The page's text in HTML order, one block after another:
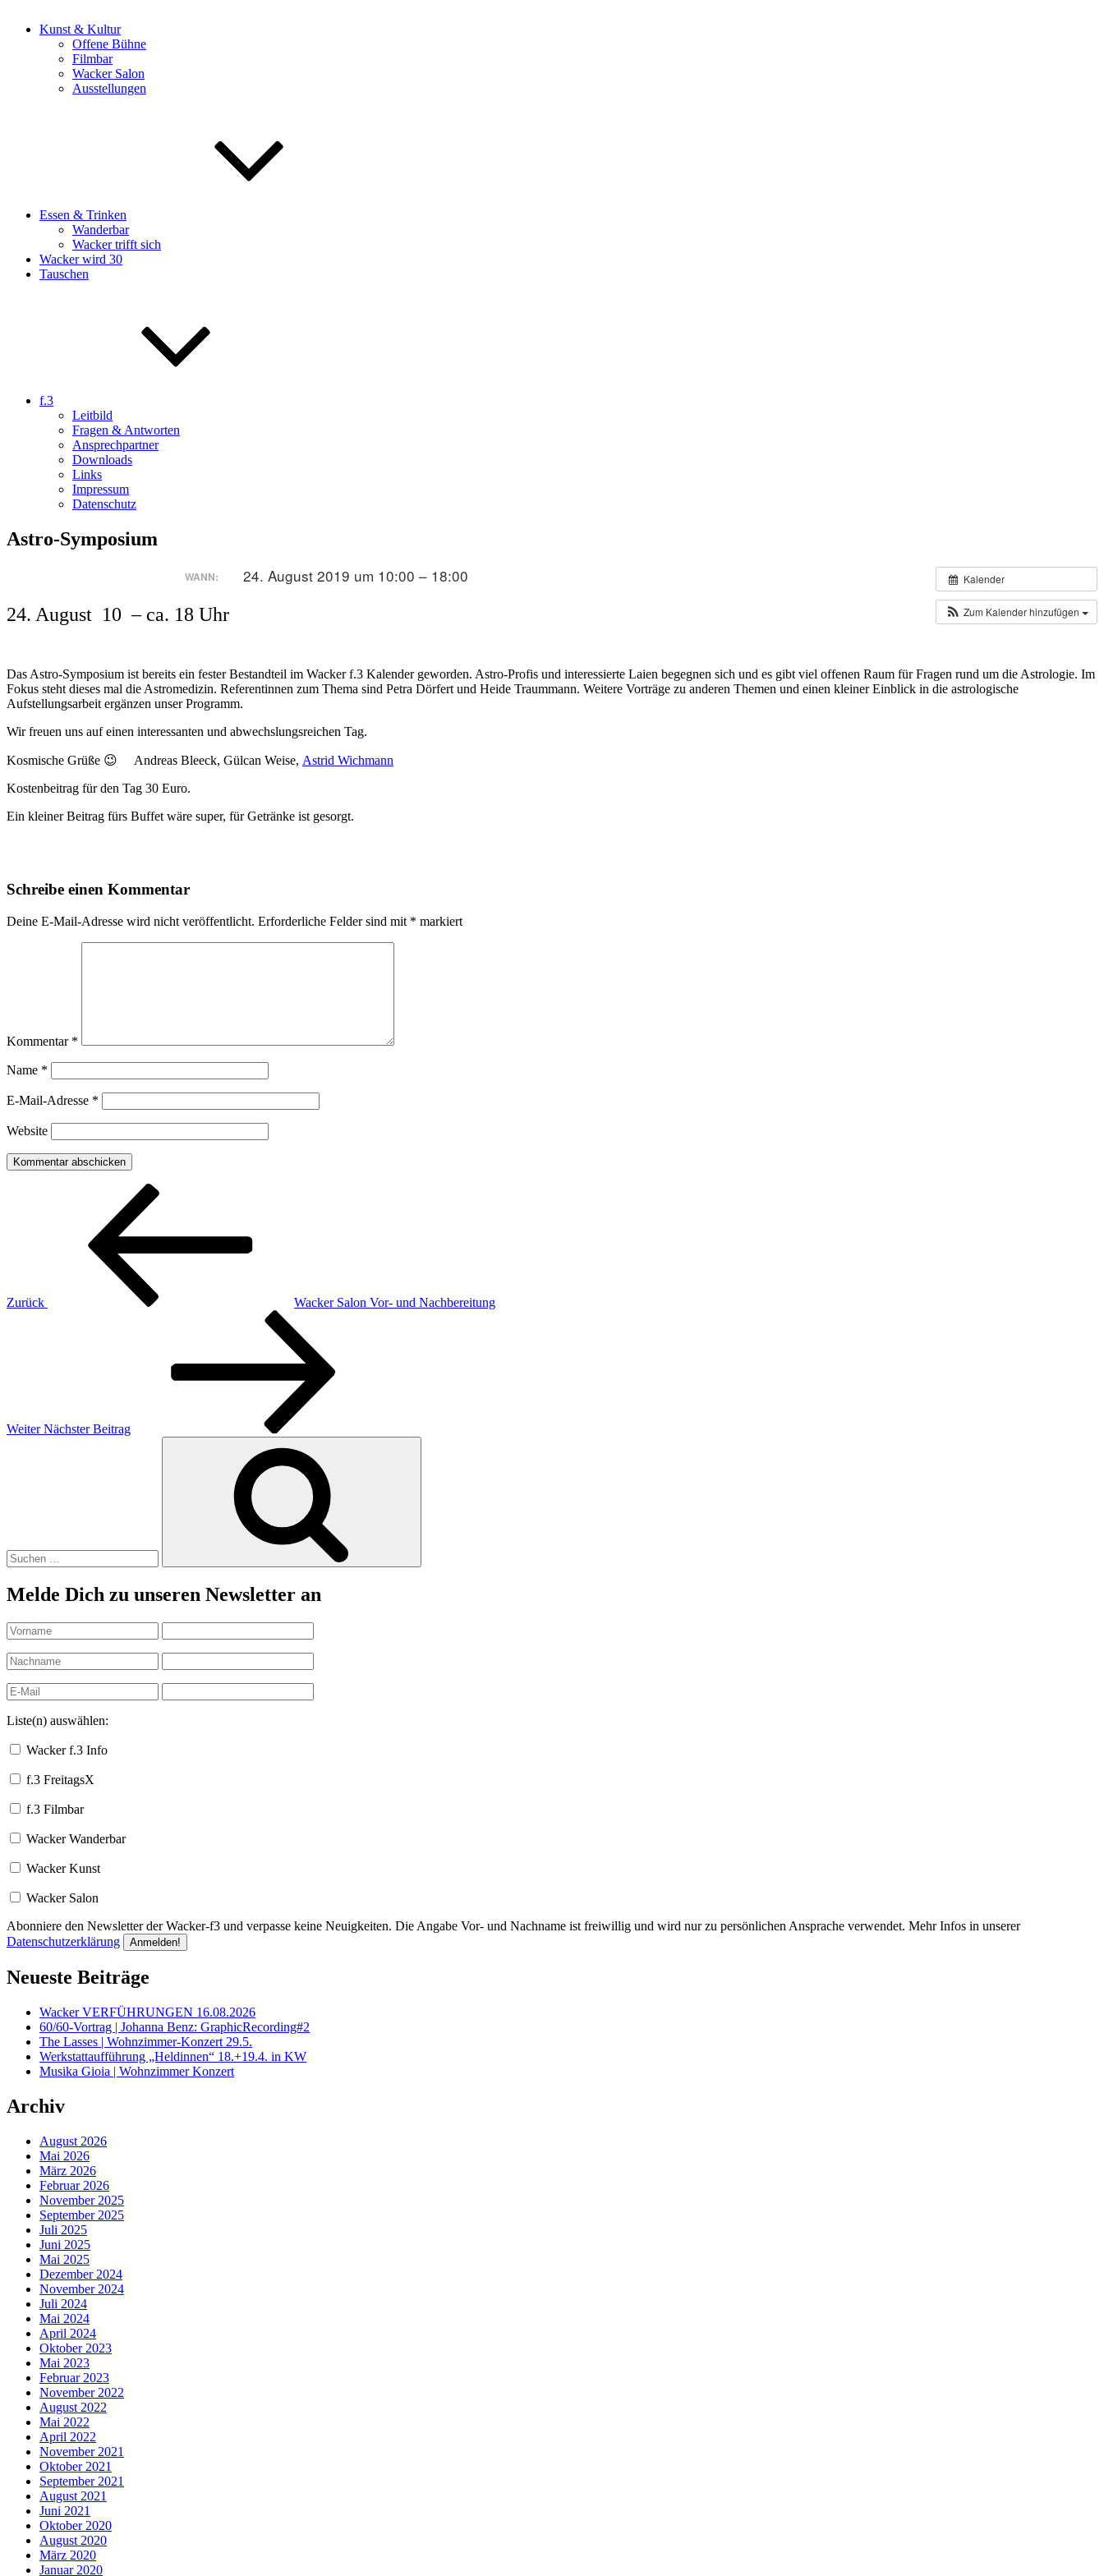
Kunst & Kultur
Offene Bühne
Filmbar
Wacker Salon
Ausstellungen
Essen & Trinken
Wanderbar
Wacker trifft sich
Wacker wird 30
Tauschen
f.3
Leitbild
Fragen & Antworten
Ansprechpartner
Downloads
Links
Impressum
Datenschutz
Astro-Symposium
Kalender
Zum Kalender hinzufügen
WANN: 24. August 2019 um 10:00 – 18:00
24. August 10 – ca. 18 Uhr
Das Astro-Symposium ist bereits ein fester Bestandteil im Wacker f.3 Kalender geworden. Astro-Profis und interessierte Laien begegnen sich und es gibt viel offenen Raum für Fragen rund um die Astrologie. Im
Fokus steht dieses mal die Astromedizin. Referentinnen zum Thema sind Petra Dörfert und Heide Traummann. Weitere Vorträge zu anderen Themen und einen kleiner Einblick in die astrologische
Aufstellungsarbeit ergänzen unser Programm.
Wir freuen uns auf einen interessanten und abwechslungsreichen Tag.
Kosmische Grüße 😉 Andreas Bleeck, Gülcan Weise, Astrid Wichmann
Kostenbeitrag für den Tag 30 Euro.
Ein kleiner Beitrag fürs Buffet wäre super, für Getränke ist gesorgt.
Schreibe einen Kommentar
Deine E-Mail-Adresse wird nicht veröffentlicht. Erforderliche Felder sind mit * markiert
Kommentar *
Name *
E-Mail-Adresse *
Website
Beitragsnavigation
Zurück
Wacker Salon Vor- und Nachbereitung
Weiter Nächster Beitrag
Melde Dich zu unseren Newsletter an
Liste(n) auswählen:
Wacker f.3 Info
f.3 FreitagsX
f.3 Filmbar
Wacker Wanderbar
Wacker Kunst
Wacker Salon
Abonniere den Newsletter der Wacker-f3 und verpasse keine Neuigkeiten. Die Angabe Vor- und Nachname ist freiwillig und wird nur zu persönlichen Ansprache verwendet. Mehr Infos in unserer
Datenschutzerklärung
Neueste Beiträge
Wacker VERFÜHRUNGEN 16.08.2026
60/60-Vortrag | Johanna Benz: GraphicRecording#2
The Lasses | Wohnzimmer-Konzert 29.5.
Werkstattaufführung „Heldinnen“ 18.+19.4. in KW
Musika Gioia | Wohnzimmer Konzert
Archiv
August 2026
Mai 2026
März 2026
Februar 2026
November 2025
September 2025
Juli 2025
Juni 2025
Mai 2025
Dezember 2024
November 2024
Juli 2024
Mai 2024
April 2024
Oktober 2023
Mai 2023
Februar 2023
November 2022
August 2022
Mai 2022
April 2022
November 2021
Oktober 2021
September 2021
August 2021
Juni 2021
Oktober 2020
August 2020
März 2020
Januar 2020